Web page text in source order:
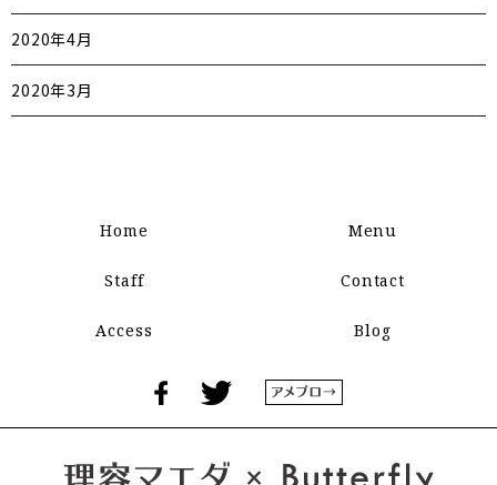
2020年4月
2020年3月
Home Menu
Staff Contact
Access Blog